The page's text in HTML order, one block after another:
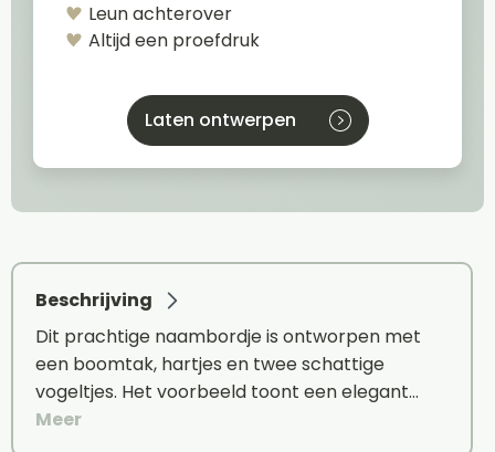
Leun achterover
Altijd een proefdruk
Laten ontwerpen
Beschrijving
Dit prachtige naambordje is ontworpen met
een boomtak, hartjes en twee schattige
vogeltjes. Het voorbeeld toont een elegant…
Meer